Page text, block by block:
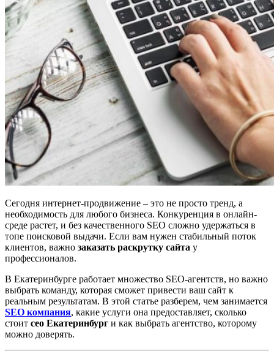
Сегодня интернет-продвижение – это не просто тренд, а
необходимость для любого бизнеса. Конкуренция в онлайн-
среде растет, и без качественного SEO сложно удержаться в
топе поисковой выдачи. Если вам нужен стабильный поток
клиентов, важно заказать раскрутку сайта у
профессионалов.
В Екатеринбурге работает множество SEO-агентств, но важно
выбрать команду, которая сможет привести ваш сайт к
реальным результатам. В этой статье разберем, чем занимается
SEO компания, какие услуги она предоставляет, сколько
стоит сео Екатеринбург и как выбрать агентство, которому
можно доверять.